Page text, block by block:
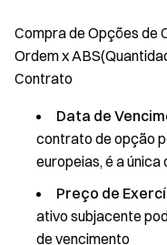
Compra de Opções de
Ordem x
Contrato
Data de
contrato de opção
europeias, é a
Preço de
ativo subjacente
de vencimento